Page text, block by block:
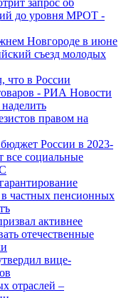
запрос об
до уровня МРОТ -
Новгороде в июне
съезд молодых
что в России
- РИА Новости
правом на
России в 2023-
все социальные
частных пенсионных
активнее
отечественные
вице-
отраслей –